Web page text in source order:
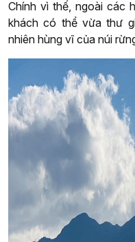
Chính vì thế, ngoài các
khách có thể vừa thư
nhiên hùng vĩ của núi